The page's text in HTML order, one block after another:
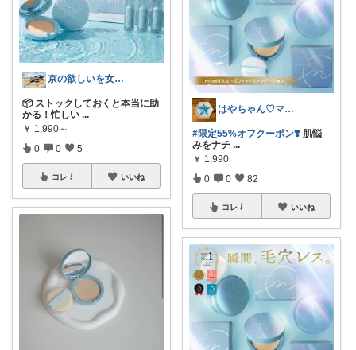
京の欲しいを女性に向けて
📦 ストックしておくと本当に助
かる！忙しい ...
￥ 1,990～
0 0 5
コレ いいね
はやちゃん♡マラソン🛒✨❣️
#限定55%オフクーポン❣️ 肌悩
みをナチ ...
￥ 1,990
0 0 82
コレ いいね